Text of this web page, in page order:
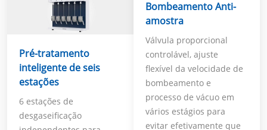
Pré-tratamento
inteligente de seis
estações
6 estações de
desgaseificação
Bombeamento Anti-
amostra
Válvula proporcional
controlável, ajuste
flexível da velocidade de
bombeamento e
processo de vácuo em
vários estágios para
evitar efetivamente que